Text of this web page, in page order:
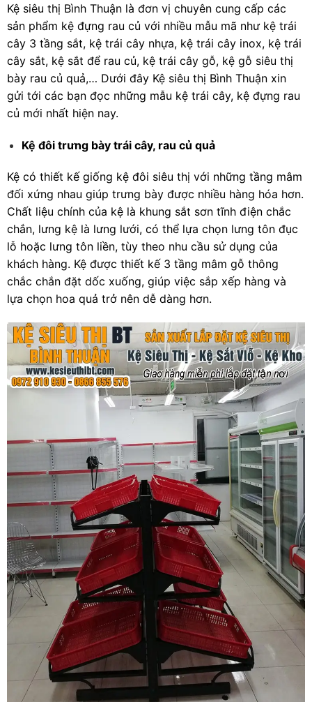
Kệ siêu thị Bình Thuận là đơn vị chuyên cung cấp các
sản phẩm kệ đựng rau củ với nhiều mẫu mã như kệ trái
cây 3 tầng sắt, kệ trái cây nhựa, kệ trái cây inox, kệ trái
cây sắt, kệ sắt để rau củ, kệ trái cây gỗ, kệ gỗ siêu thị
bày rau củ quả,… Dưới đây Kệ siêu thị Bình Thuận xin
gửi tới các bạn đọc những mẫu kệ trái cây, kệ đựng rau
củ mới nhất hiện nay.
Kệ đôi trưng bày trái cây, rau củ quả
Kệ có thiết kế giống kệ đôi siêu thị với những tầng mâm
đối xứng nhau giúp trưng bày được nhiều hàng hóa hơn.
Chất liệu chính của kệ là khung sắt sơn tĩnh điện chắc
chắn, lưng kệ là lưng lưới, có thể lựa chọn lưng tôn đục
lỗ hoặc lưng tôn liền, tùy theo nhu cầu sử dụng của
khách hàng. Kệ được thiết kế 3 tầng mâm gỗ thông
chắc chắn đặt dốc xuống, giúp việc sắp xếp hàng và
lựa chọn hoa quả trở nên dễ dàng hơn.